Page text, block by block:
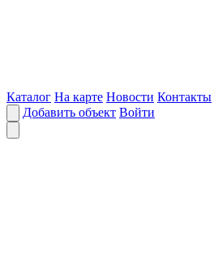
Каталог На карте Новости Контакты
Добавить объект Войти